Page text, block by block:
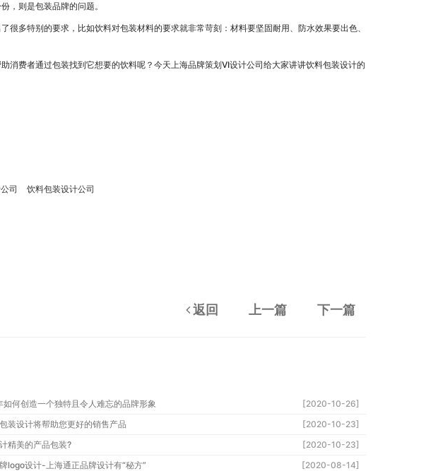
，则是包装品牌的问题。
多特别的要求，比如饮料对包装材料的要求就非常苛刻：材料要坚固耐用、防水效果要出色、
费者通过包装找到它想要的饮料呢？今天上海品牌策划VI设计公司给大家讲讲饮料包装设计的
司 饮料包装设计公司
返回 上一篇 下一篇
何创造一个独特且令人难忘的品牌形象
[2020-10-26]
装设计将帮助您更好的销售产品
[2020-10-23]
精美的产品包装?
[2020-10-23]
logo设计-上海通正品牌设计有“秘方”
[2020-08-14]